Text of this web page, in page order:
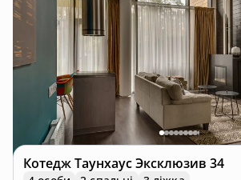
Наша адреса:
Київська область,
Вишгородський район,
село Глібівка, урочище Зелений Бір, 9
КотеджТаунхаус Эксклюзив 34